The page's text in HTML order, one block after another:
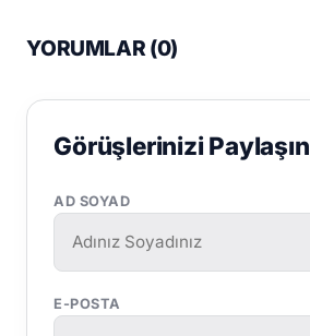
YORUMLAR (0)
Görüşlerinizi Paylaşın
AD SOYAD
E-POSTA